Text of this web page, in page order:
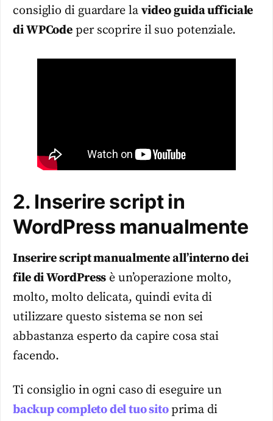
consiglio di guardare la video guida ufficiale
di WPCode per scoprire il suo potenziale.
2. Inserire script in
WordPress manualmente
Inserire script manualmente all’interno dei
file di WordPress è un’operazione molto,
molto, molto delicata, quindi evita di
utilizzare questo sistema se non sei
abbastanza esperto da capire cosa stai
facendo.
Ti consiglio in ogni caso di eseguire un
backup completo del tuo sitoprima di